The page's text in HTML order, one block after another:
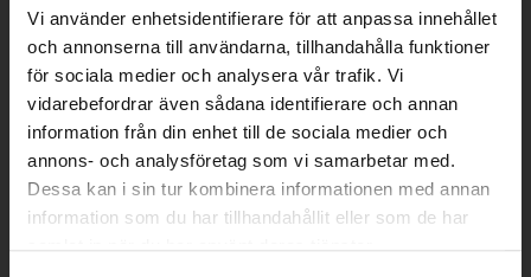
Vi använder enhetsidentifierare för att anpassa innehållet
och annonserna till användarna, tillhandahålla funktioner
för sociala medier och analysera vår trafik. Vi
vidarebefordrar även sådana identifierare och annan
information från din enhet till de sociala medier och
annons- och analysföretag som vi samarbetar med.
Dessa kan i sin tur kombinera informationen med annan
information som du har tillhandahållit eller som de har
samlat in när du har använt deras tjänster.
INFORMATION
Om oss
Kontakt
Mitt konto